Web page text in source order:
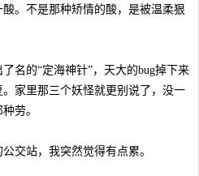
不是那种矫情的酸，是被温柔狠
的“定海神针”，天大的bug掉下来
家里那三个妖怪就更别说了，没一
劳。
站，我突然觉得有点累。